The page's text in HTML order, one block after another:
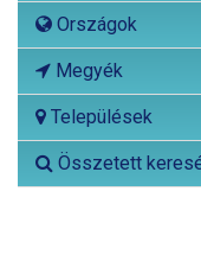
Országok
Megyék
Települések
Összetett